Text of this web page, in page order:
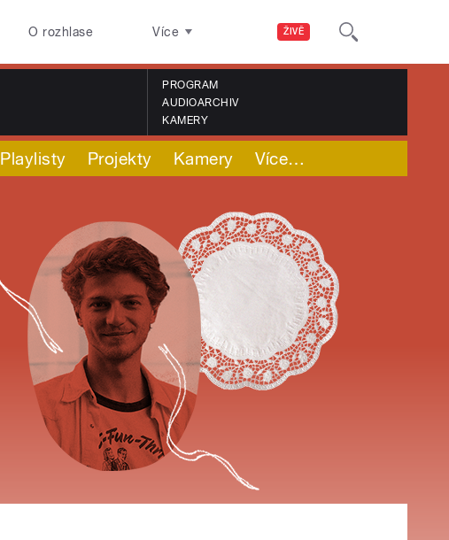
ŽIVĚ
O rozhlase Více
PROGRAM
AUDIOARCHIV
KAMERY
Playlisty Projekty Kamery Více…